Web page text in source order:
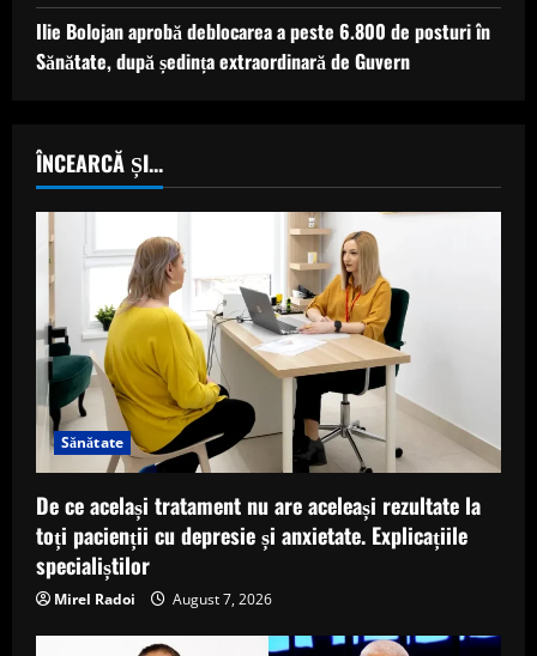
Ilie Bolojan aprobă deblocarea a peste 6.800 de posturi în
Sănătate, după ședința extraordinară de Guvern
ÎNCEARCĂ ȘI...
Sănătate
De ce același tratament nu are aceleași rezultate la
toți pacienții cu depresie și anxietate. Explicațiile
specialiștilor
Mirel Radoi August 7, 2026